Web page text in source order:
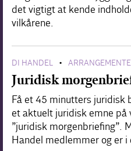
det vigtigt at kende
vilkårene.
DI HANDEL •
Juridisk
Få et 45 minutters
et aktuelt juridisk emne på
”juridisk morgenbriefing”.
Handel medlemmer og er